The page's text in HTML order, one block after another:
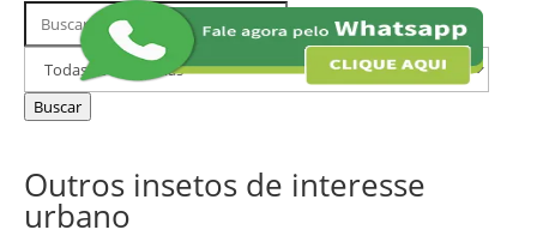
Buscar
FAQs
Filtrar
por
categoria
Buscar
Outros insetos de interesse
urbano